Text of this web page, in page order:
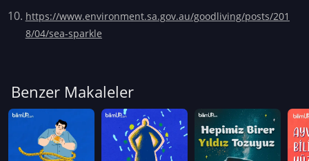
https://www.environment.sa.gov.au/goodliving/posts/201
8/04/sea-sparkle
Benzer Makaleler